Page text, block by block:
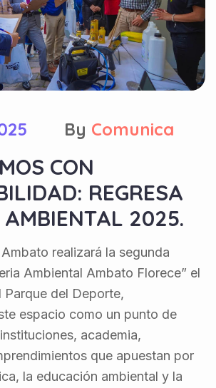
By Comunica
CON
REGRESA
AMBIENTAL 2025.
realizará la segunda
Ambiental Ambato Florece” el
Parque del Deporte,
espacio como un punto de
academia,
que apuestan por
la educación ambiental y la